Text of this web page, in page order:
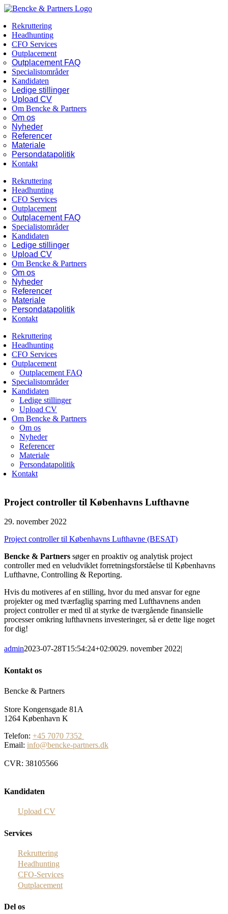
Skip
content
Facebook
LinkedIn
Rekruttering
Headhunting
CFO Services
Outplacement
Outplacement FAQ
Specialistområder
Kandidaten
Ledige stillinger
Upload CV
Om Bencke & Partners
Om os
Nyheder
Referencer
Materiale
Persondatapolitik
Kontakt
Rekruttering
Headhunting
CFO Services
Outplacement
Outplacement FAQ
Specialistområder
Kandidaten
Ledige stillinger
Upload CV
Om Bencke & Partners
Om os
Nyheder
Referencer
Materiale
Persondatapolitik
Kontakt
Rekruttering
Headhunting
CFO Services
Outplacement
Outplacement FAQ
Specialistområder
Kandidaten
Ledige stillinger
Upload CV
Om Bencke & Partners
Om os
Nyheder
Referencer
Materiale
Persondatapolitik
Kontakt
Project controller til Københavns Lufthavne
29. november 2022
Project controller til Københavns Lufthavne (BESAT)
Bencke & Partners søger en proaktiv og analytisk project
controller med en veludviklet forretningsforståelse til Københavns
Lufthavne, Controlling & Reporting.
Hvis du motiveres af en stilling, hvor du med ansvar for egne
projekter og med tværfaglig sparring med Lufthavnens anden
project controller er med til at styrke de tværgående finansielle
processer omkring lufthavnens investeringer, så er dette lige noget
for dig!
admin2023-07-28T15:54:24+02:0029. november 2022|
Kontakt os
Bencke & Partners
Store Kongensgade 81A
1264 København K
Telefon: +45 7070 7352
Email: info@bencke-partners.dk
CVR: 38105566
Kandidaten
Upload CV
Services
Rekruttering
Headhunting
CFO-Services
Outplacement
Del os